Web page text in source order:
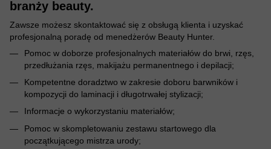
branży beauty.
Zawsze możesz skontaktować się z obsługą klienta i uzyskać
profesjonalną poradę od menedżerów Beauty Hunter.
Pomoc w doborze profesjonalnych materiałów do brwi, rzęs,
przedłużania rzęs, makijażu permanentnego i depilacji;
Kompetentne doradztwo w zakresie doboru barwników i
kompozycji do laminacji i długotrwałej stylizacji;
Informacje o wykorzystaniu materiałów;
Pomoc w skompletowaniu zestawu startowego dla
początkującego mistrza urody;